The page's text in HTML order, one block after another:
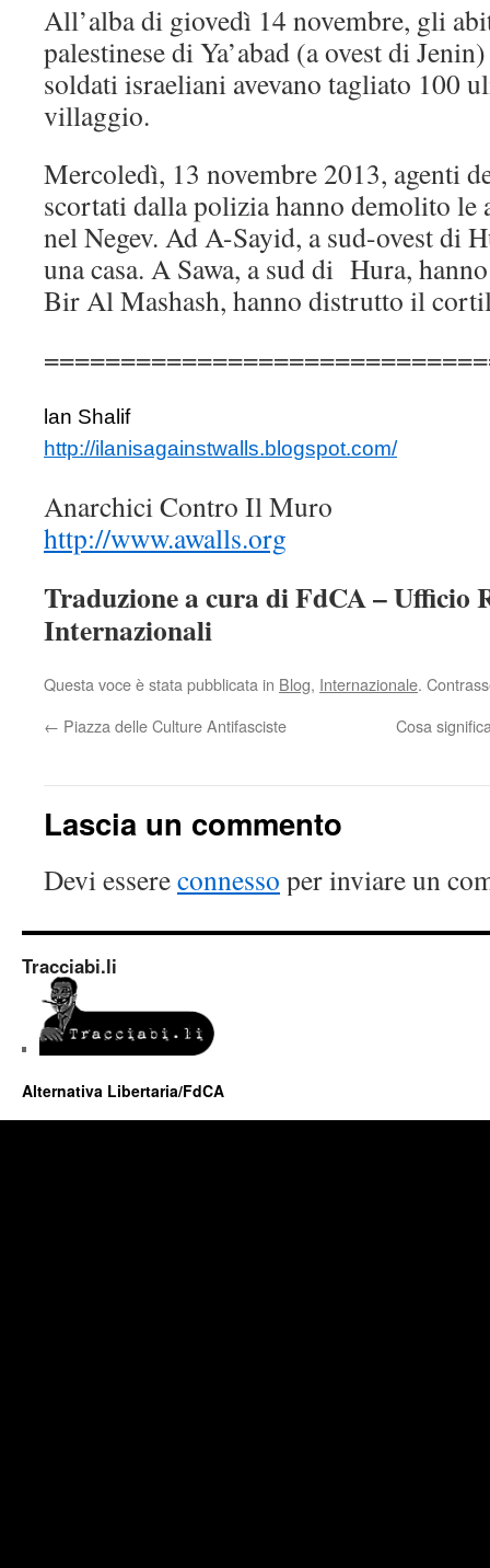
All’alba di giovedì 14 novembre, gli
palestinese di Ya’abad (a ovest di
soldati israeliani avevano tagliato 100
villaggio.
Mercoledì, 13 novembre 2013, agenti
scortati dalla polizia hanno demolito
nel Negev. Ad A-Sayid, a sud-ovest di
una casa. A Sawa, a sud di Hura,
Bir Al Mashash, hanno distrutto il
lan Shalif
http://ilanisagainstwalls.blogspot.com/
Anarchici Contro Il Muro
http://www.awalls.org
Traduzione a cura di FdCA – Ufficio
Internazionali
Questa voce è stata pubblicata in Blog, Internazionale.
← Piazza delle Culture Antifasciste Cosa
Lascia un commento
Devi essereconnesso per inviare un
Tracciabi.li
Alternativa Libertaria/FdCA